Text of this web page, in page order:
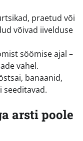
praetud või
võivad iivelduse
söömise ajal –
vahel.
banaanid,
seeditavad.
arsti poole